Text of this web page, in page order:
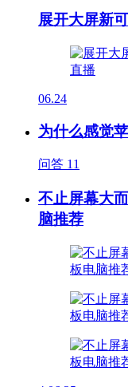
展开大屏新
06.24
为什么感觉
问答 11
不止屏幕大
脑推荐